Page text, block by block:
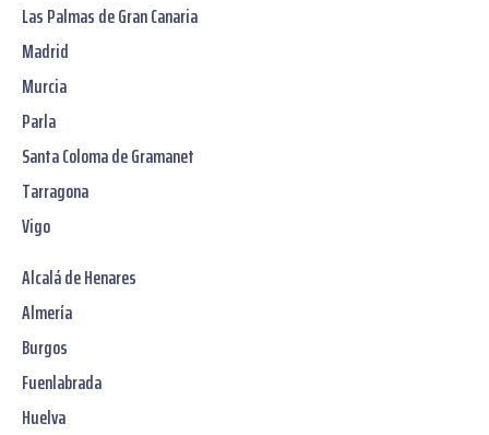
Las Palmas de Gran Canaria
Madrid
Murcia
Parla
Santa Coloma de Gramanet
Tarragona
Vigo
Alcalá de Henares
Almería
Burgos
Fuenlabrada
Huelva